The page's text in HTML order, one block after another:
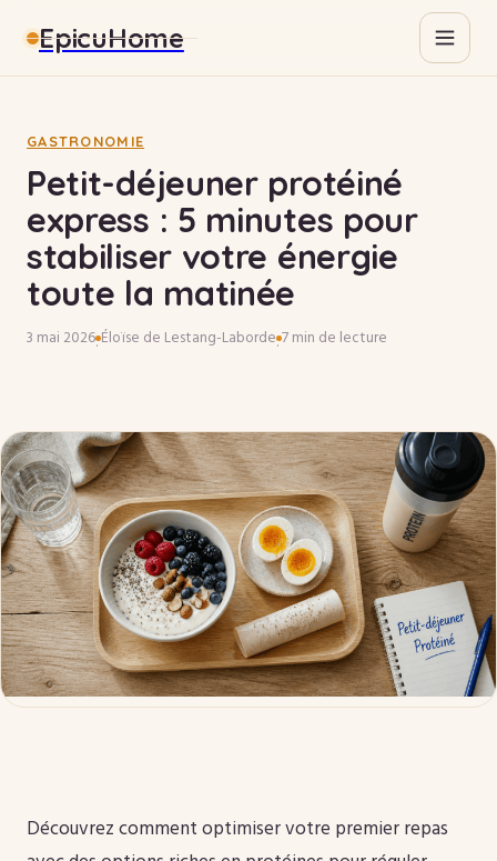
EpicuHome
Gastronomie
Maison
Bricolage
Immobilier
GASTRONOMIE
Petit-déjeuner protéiné
express : 5 minutes pour
stabiliser votre énergie
toute la matinée
3 mai 2026·Éloïse de Lestang-Laborde·7 min de lecture
Découvrez comment optimiser votre premier repas